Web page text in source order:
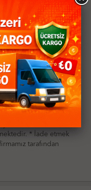
TEBLİĞİ UYARINCA
ürünü iade
faturada ilgili iade
sonra
tamamlanmayacaktır.
ambalajı ile birlikte
kaybetmiş, başka bir
olan ürünlerin
istediğiniz ürün ile
ve iade sebebini
* İade etmek
tarafından